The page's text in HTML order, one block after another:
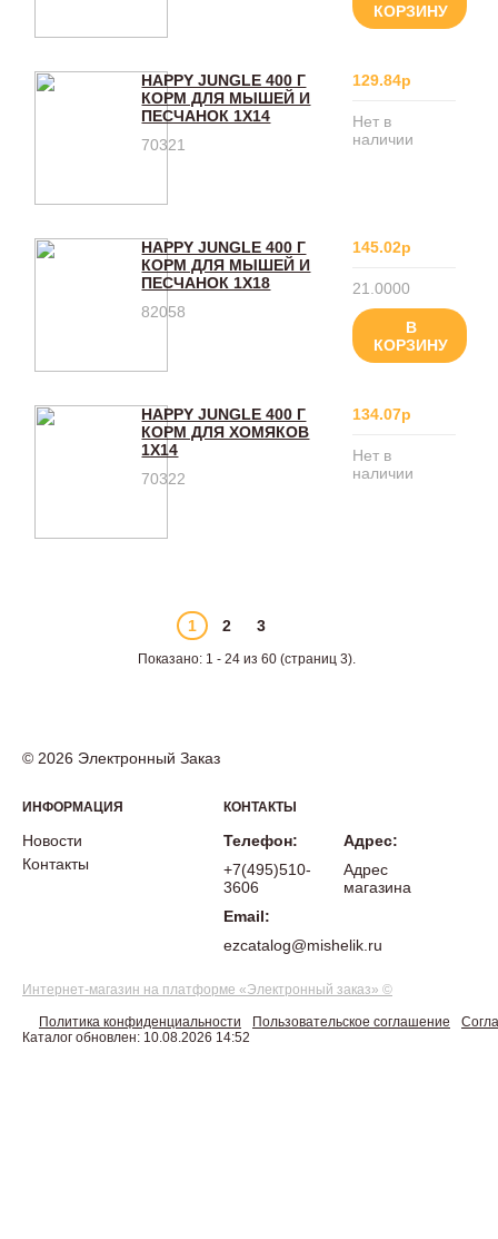
КОРЗИНУ
HAPPY JUNGLE 400 Г
КОРМ ДЛЯ МЫШЕЙ И
ПЕСЧАНОК 1Х14
70321
129.84р
Нет в
наличии
HAPPY JUNGLE 400 Г
КОРМ ДЛЯ МЫШЕЙ И
ПЕСЧАНОК 1Х18
82058
145.02р
21.0000
В
КОРЗИНУ
HAPPY JUNGLE 400 Г
КОРМ ДЛЯ ХОМЯКОВ
1Х14
70322
134.07р
Нет в
наличии
1 2 3
Показано: 1 - 24 из 60 (страниц 3).
© 2026 Электронный Заказ
ИНФОРМАЦИЯ
Новости
Контакты
КОНТАКТЫ
Телефон:
+7(495)510-
3606
Email:
ezcatalog@mishelik.ru
Адрес:
Адрес
магазина
Интернет-магазин на платформе «Электронный заказ» ©
Политика конфиденциальности Пользовательское соглашение
Каталог обновлен: 10.08.2026 14:52